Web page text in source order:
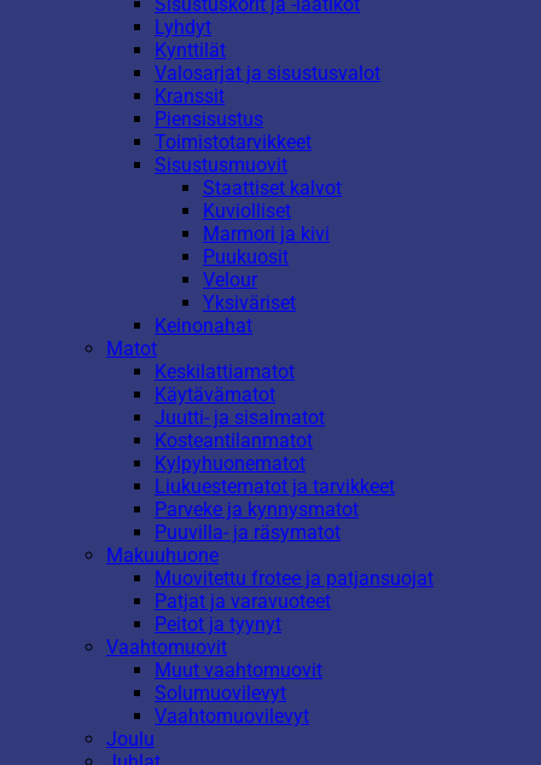
Lyhdyt
Kynttilät
Valosarjat ja sisustusvalot
Kranssit
Piensisustus
Toimistotarvikkeet
Sisustusmuovit
Staattiset kalvot
Kuviolliset
Marmori ja kivi
Puukuosit
Velour
Yksiväriset
Keinonahat
Matot
Keskilattiamatot
Käytävämatot
Juutti- ja sisalmatot
Kosteantilanmatot
Kylpyhuonematot
Liukuestematot ja tarvikkeet
Parveke ja kynnysmatot
Puuvilla- ja räsymatot
Makuuhuone
Muovitettu frotee ja patjansuojat
Patjat ja varavuoteet
Peitot ja tyynyt
Vaahtomuovit
Muut vaahtomuovit
Solumuovilevyt
Vaahtomuovilevyt
Joulu